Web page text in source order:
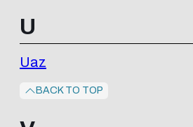
U
Uaz
BACK TO TOP